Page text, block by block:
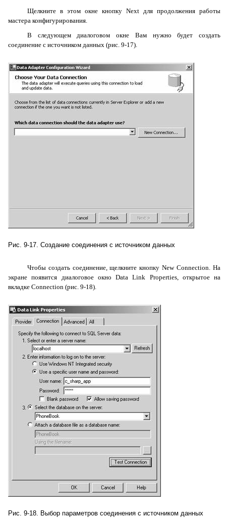
Щелкните в этом окне кнопку Nextдля продолжения работы
мастера конфигурирования.
В следующем диалоговом окне Вам нужно будет создать
соединение с источником данных (рис. 9-17).
Рис. 9-17. Создание соединения с источником данных
Чтобы создать соединение, щелкните кнопкуNew Connection. На
экране появится диалоговое окно Data Link Properties, открытое на
вкладке Connection (рис. 9-18).
Рис. 9-18. Выбор параметров соединения с источником данных